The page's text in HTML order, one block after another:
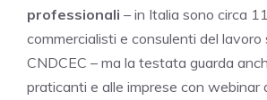
professionali – in Italia sono circa
commercialisti e consulenti del lavoro
CNDCEC – ma la testata guarda
praticanti e alle imprese con webinar